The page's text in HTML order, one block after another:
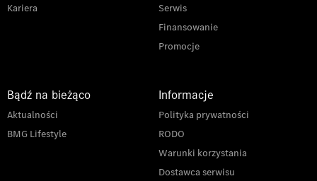
Kariera
Serwis
Finansowanie
Promocje
Bądź na bieżąco
Aktualności
BMG Lifestyle
Informacje
Polityka prywatności
RODO
Warunki korzystania
Dostawca serwisu